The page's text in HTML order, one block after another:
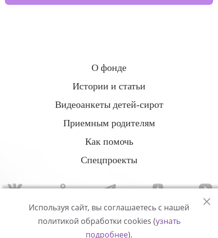
О фонде
Истории и статьи
Видеоанкеты детей-сирот
Приемным родителям
Как помочь
Спецпроекты
Политика конфиденциальности
Используя сайт, вы соглашаетесь с нашей
политикой обработки cookies (узнать
подробнее).